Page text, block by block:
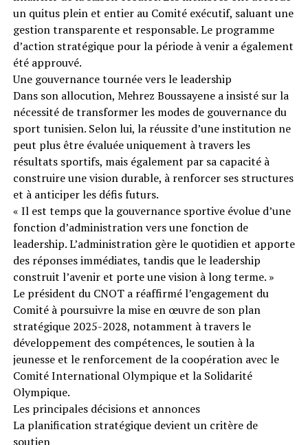
un quitus plein et entier au Comité exécutif, saluant une
gestion transparente et responsable. Le programme
d’action stratégique pour la période à venir a également
été approuvé.
Une gouvernance tournée vers le leadership
Dans son allocution, Mehrez Boussayene a insisté sur la
nécessité de transformer les modes de gouvernance du
sport tunisien. Selon lui, la réussite d’une institution ne
peut plus être évaluée uniquement à travers les
résultats sportifs, mais également par sa capacité à
construire une vision durable, à renforcer ses structures
et à anticiper les défis futurs.
« Il est temps que la gouvernance sportive évolue d’une
fonction d’administration vers une fonction de
leadership. L’administration gère le quotidien et apporte
des réponses immédiates, tandis que le leadership
construit l’avenir et porte une vision à long terme. »
Le président du CNOT a réaffirmé l’engagement du
Comité à poursuivre la mise en œuvre de son plan
stratégique 2025-2028, notamment à travers le
développement des compétences, le soutien à la
jeunesse et le renforcement de la coopération avec le
Comité International Olympique et la Solidarité
Olympique.
Les principales décisions et annonces
La planification stratégique devient un critère de
soutien